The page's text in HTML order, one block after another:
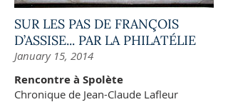
SUR LES PAS DE FRANÇOIS
D’ASSISE... PAR LA PHILATÉLIE
January 15, 2014
Rencontre à Spolète
Chronique de Jean-Claude Lafleur